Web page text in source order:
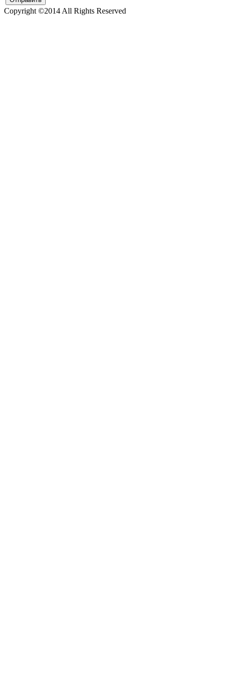
Copyright ©2014 All Rights Reserved